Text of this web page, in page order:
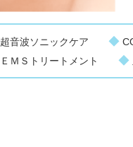
超音波ソニックケア ◆
ＥＭＳトリートメント ◆